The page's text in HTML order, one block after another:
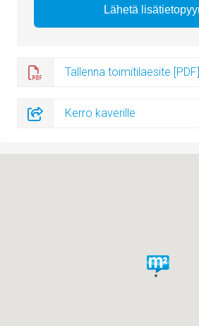
Tallenna toimitilaesite [PDF]
Kerro kaverille